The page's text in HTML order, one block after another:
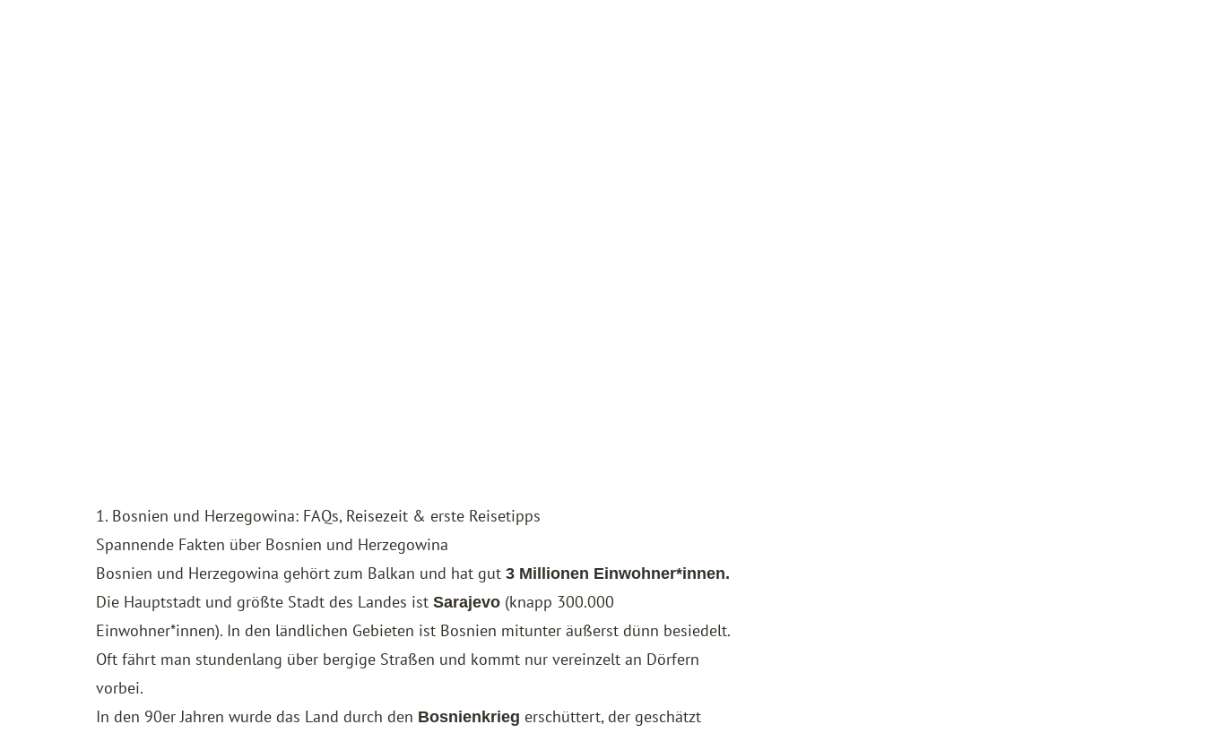
1. Bosnien und Herzegowina: FAQs, Reisezeit & erste Reisetipps
Spannende Fakten über Bosnien und Herzegowina
Bosnien und Herzegowina gehört zum Balkan und hat gut3 Millionen Einwohner*innen.
Die Hauptstadt und größte Stadt des Landes istSarajevo (knapp 300.000
Einwohner*innen). In den ländlichen Gebieten ist Bosnien mitunter äußerst dünn besiedelt.
Oft fährt man stundenlang über bergige Straßen und kommt nur vereinzelt an Dörfern
vorbei.
In den 90er Jahren wurde das Land durch den Bosnienkrieg erschüttert, der geschätzt